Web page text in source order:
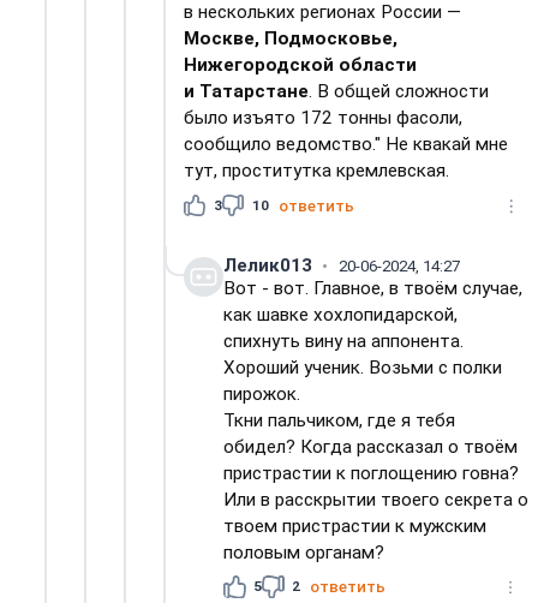
в нескольких регионах России —
Москве, Подмосковье,
Нижегородской области
и Татарстане. В общей сложности
было изъято 172 тонны фасоли,
сообщило ведомство." Не квакай мне
тут, проститутка кремлевская.
3 10 ответить
Лелик013 20-06-2024, 14:27
Вот - вот. Главное, в твоём случае,
как шавке хохлопидарской,
спихнуть вину на аппонента.
Хороший ученик. Возьми с полки
пирожок.
Ткни пальчиком, где я тебя
обидел? Когда рассказал о твоём
пристрастии к поглощению говна?
Или в расскрытии твоего секрета о
твоем пристрастии к мужским
половым органам?
5 2 ответить